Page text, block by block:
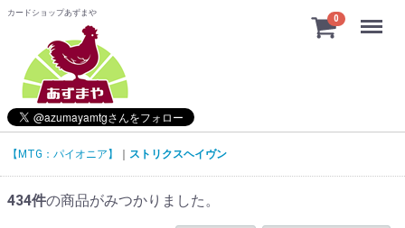
カードショップあずまや
0 Menu
【MTG：パイオニア】 ストリクスヘイヴン
434件の商品がみつかりました。